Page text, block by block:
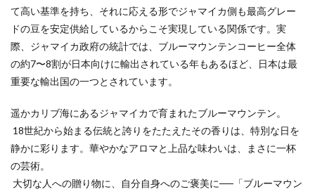
て高い基準を持ち、それに応える形でジャマイカ側も最高グレー
ドの豆を安定供給しているからこそ実現している関係です。実
際、ジャマイカ政府の統計では、ブルーマウンテンコーヒー全体
の約7〜8割が日本向けに輸出されている年もあるほど、日本は最
重要な輸出国の一つとされています。
遥かカリブ海にあるジャマイカで育まれたブルーマウンテン。
18世紀から始まる伝統と誇りをたたえたその香りは、特別な日を
静かに彩ります。華やかなアロマと上品な味わいは、まさに一杯
の芸術。
大切な人への贈り物に、自分自身へのご褒美に──「ブルーマウン